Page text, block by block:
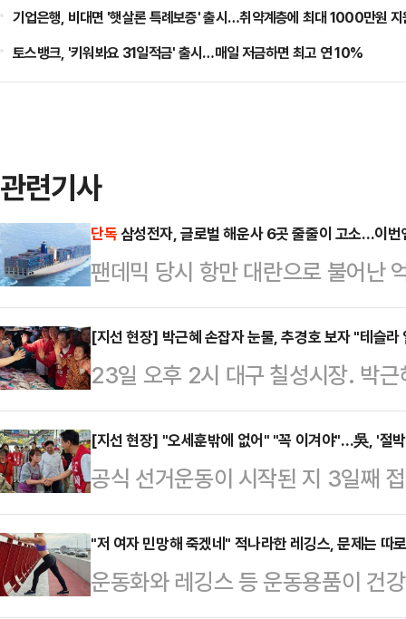
기업은행, 비대면 '햇살론 특례보증' 출시…취약계층에 최대 1000만원 지
토스뱅크, '키워봐요 31일적금' 출시…매일 저금하면 최고 연 10%
관련기사
단독삼성전자, 글로벌 해운사 6곳 줄줄이 고소…이번
팬데믹 당시 항만 대란으로 불어난
법인과 글로벌 해운사 간 법정 공
한 비용 청구에 맞서 글로벌 선사들
서는 수백만 달러 규모의 배상 명령
르면 삼성전자 미국법인
대만계 해운사 완하이 라인(Wan
회(FMC)에 고소장을 접수했다.
[지선 현장] 박근혜 손잡자 눈물, 추경호 보자 "테슬
23일 오후 2시 대구 칠성시장. 박
장 후보와 함께 시장 골목에 모습을
다. "공주님" "사랑합니다"라는 외
대통령의 손을 잡고 울먹였다.같은
랐다. 추 후보가 골목에 들어서자
다. "추경호 잘생겼다", "악수 한 번
"테슬라, SK 우리 일자리 잘 부탁
[지선 현장] "오세훈밖에 없어" "꼭 이겨야"…吳, '절
공식 선거운동이 시작된 지 3일째
가 감지되고 있다. 당초 열세에 몰
승세가 눈에 띄고 있기 때문이다.
만, 실제 오 후보를 향한 지지세는
"저 여자 민망해 죽겠네" 적나라한 레깅스, 문제는 따
운동화와 레깅스 등 운동용품이 건